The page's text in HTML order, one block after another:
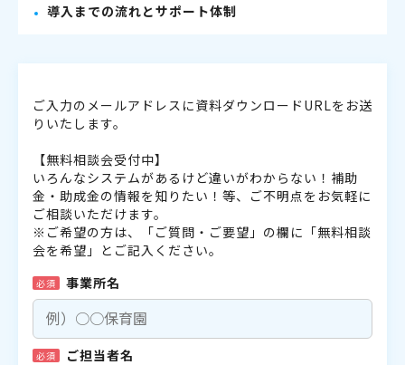
導入までの流れとサポート体制
ご入力のメールアドレスに資料ダウンロードURLをお送
りいたします。
【無料相談会受付中】
いろんなシステムがあるけど違いがわからない！補助
金・助成金の情報を知りたい！等、ご不明点をお気軽に
ご相談いただけます。
※ご希望の方は、「ご質問・ご要望」の欄に「無料相談
会を希望」とご記入ください。
必須 事業所名
必須 ご担当者名